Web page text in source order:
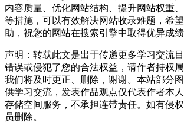
内容质量、优化网站结构、提升网站权重
等措施，可以有效解决网站收录难题，希
助，祝您的网站在搜索引擎中取得优异成绩
声明：转载此文是出于传递更多学习交流
错误或侵犯了您的合法权益，请作者持权
我们将及时更正、删除，谢谢。本站部分
供学习交流，发表作品观点仅代表作者本
存储空间服务，不承担连带责任。如有侵
员删除。